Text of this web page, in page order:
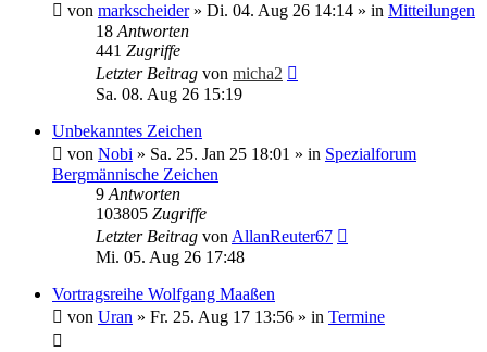
von markscheider» Di. 04. Aug 26 14:14 » in Mitteilungen
18 Antworten
441 Zugriffe
Letzter Beitrag von micha2
Sa. 08. Aug 26 15:19
Unbekanntes Zeichen
von Nobi » Sa. 25. Jan 25 18:01 » in Spezialforum
Bergmännische Zeichen
9 Antworten
103805 Zugriffe
Letzter Beitrag von AllanReuter67
Mi. 05. Aug 26 17:48
Vortragsreihe Wolfgang Maaßen
von Uran » Fr. 25. Aug 17 13:56 » in Termine